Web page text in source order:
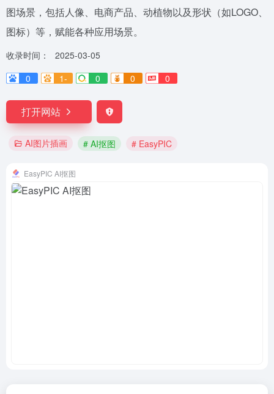
图场景，包括人像、电商产品、动植物以及形状（如LOGO、
图标）等，赋能各种应用场景。
收录时间：
2025-03-05
0
1- 0 0 0
打开网站
AI图片插画 # AI抠图 # EasyPIC
EasyPIC AI抠图